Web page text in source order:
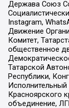
Держава Союз
Instagram,
Движение
Комитет,
общественное
Татарской
Республики,
Исполнительный
Красноярского
объединение,